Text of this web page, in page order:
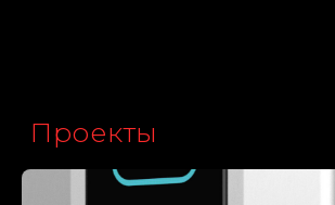
Анализируем и исследуем
особенности продукции